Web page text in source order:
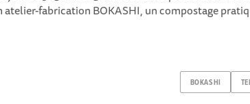
atelier-fabrication BOKASHI, un compostage
BOKASHI